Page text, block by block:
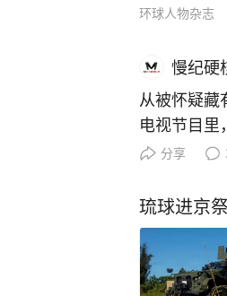
环球人物杂志
慢纪硬
从被怀疑藏
电视节目里
张民用气象
家，中国人
美军的一支
机动部署。
格的无线电
分享
琉球进京